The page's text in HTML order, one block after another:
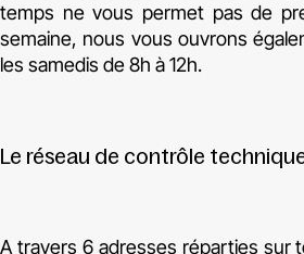
temps ne vous permet pas de
semaine, nous vous ouvrons
les samedis de 8h à 12h.
Le réseau de contrôle technique
A travers 6 adresses réparties sur